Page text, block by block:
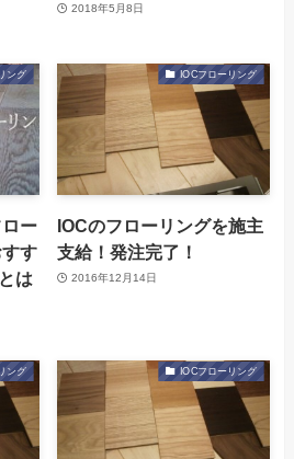
2018年5月8日
ング
ロー
す
は
IOCフローリング
IOCのフローリングを施主
支給！発注完了！
2016年12月14日
ング IOCフローリング